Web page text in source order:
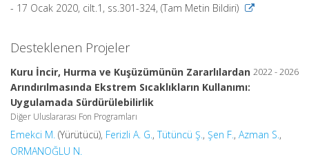
- 17 Ocak 2020, cilt.1, ss.301-324, (Tam Metin Bildiri)
Desteklenen Projeler
2022 - 2026
Kuru İncir, Hurma ve Kuşüzümünün Zararlılardan
Arındırılmasında Ekstrem Sıcaklıkların Kullanımı:
Uygulamada Sürdürülebilirlik
Diğer Uluslararası Fon Programları
Emekci M. (Yürütücü), Ferizli A. G. ,Tütüncü Ş. , Şen F. , Azman S. ,
ORMANOĞLU N.